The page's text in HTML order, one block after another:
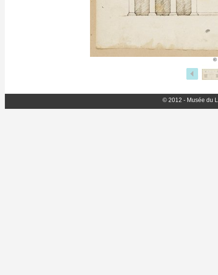
©
© 2012 - Musée du